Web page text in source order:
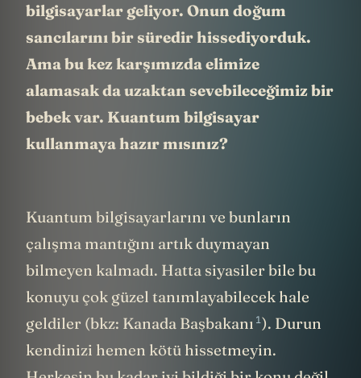
bilgisayarlar geliyor. Onun doğum
sancılarını bir süredir hissediyorduk.
Ama bu kez karşımızda elimize
alamasak da uzaktan sevebileceğimiz bir
bebek var. Kuantum bilgisayar
kullanmaya hazır mısınız?
Kuantum bilgisayarlarını ve bunların
çalışma mantığını artık duymayan
bilmeyen kalmadı. Hatta siyasiler bile bu
konuyu çok güzel tanımlayabilecek hale
geldiler (bkz: Kanada Başbakanı 1). Durun
kendinizi hemen kötü hissetmeyin.